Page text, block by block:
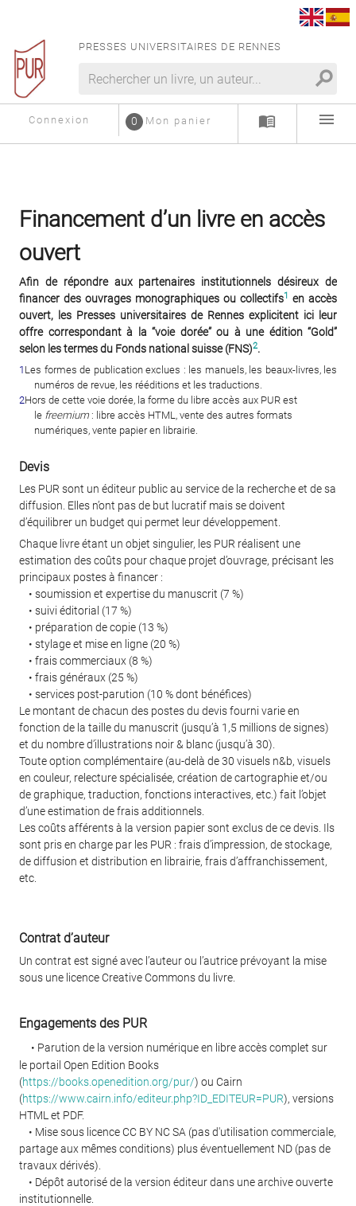
PRESSES UNIVERSITAIRES DE RENNES
search
Connexion Mon panier
0 menu_book menu
Financement d’un livre en accès
ouvert
Afin de répondre aux partenaires institutionnels désireux de
financer des ouvrages monographiques ou collectifs1
en accès
ouvert, les Presses universitaires de Rennes explicitent ici leur
offre correspondant à la “voie dorée” ou à une édition “Gold”
selon les termes du Fonds national suisse (FNS)2.
1 Les formes de publication exclues : les manuels, les beaux-livres, les
numéros de revue, les rééditions et les traductions.
2Hors de cette voie dorée, la forme du libre accès aux PUR est
le freemium : libre accès HTML, vente des autres formats
numériques, vente papier en librairie.
Devis
Les PUR sont un éditeur public au service de la recherche et de sa
diffusion. Elles n’ont pas de but lucratif mais se doivent
d’équilibrer un budget qui permet leur développement.
Chaque livre étant un objet singulier, les PUR réalisent une
estimation des coûts pour chaque projet d’ouvrage, précisant les
principaux postes à financer :
• soumission et expertise du manuscrit (7 %)
• suivi éditorial (17 %)
• préparation de copie (13 %)
• stylage et mise en ligne (20 %)
• frais commerciaux (8 %)
• frais généraux (25 %)
• services post-parution (10 % dont bénéfices)
Le montant de chacun des postes du devis fourni varie en
fonction de la taille du manuscrit (jusqu’à 1,5 millions de signes)
et du nombre d’illustrations noir & blanc (jusqu’à 30).
Toute option complémentaire (au-delà de 30 visuels n&b, visuels
en couleur, relecture spécialisée, création de cartographie et/ou
de graphique, traduction, fonctions interactives, etc.) fait l’objet
d’une estimation de frais additionnels.
Les coûts afférents à la version papier sont exclus de ce devis. Ils
sont pris en charge par les PUR : frais d’impression, de stockage,
de diffusion et distribution en librairie, frais d’affranchissement,
etc.
Contrat d’auteur
Un contrat est signé avec l’auteur ou l’autrice prévoyant la mise
sous une licence Creative Commons du livre.
Engagements des PUR
• Parution de la version numérique en libre accès complet sur
le portail Open Edition Books
(https://books.openedition.org/pur/) ou Cairn
(https://www.cairn.info/editeur.php?ID_EDITEUR=PUR), versions
HTML et PDF.
• Mise sous licence CC BY NC SA (pas d'utilisation commerciale,
partage aux mêmes conditions) plus éventuellement ND (pas de
travaux dérivés).
• Dépôt autorisé de la version éditeur dans une archive ouverte
institutionnelle.